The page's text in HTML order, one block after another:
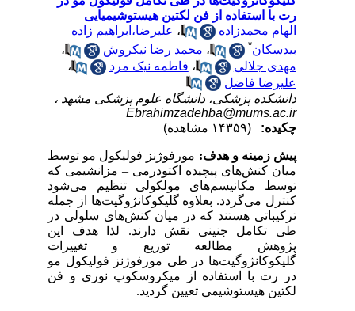
رت با استفاده از فن لکتین هیستوشیمیایی
الهام محمدزاده
،علیرضا،ابراهیم زاده
بیدسکان
،محمد رضا نیکروش
،
مهدی جلالی
،فاطمه نیک مرد
،
علیرضا فاضل
دانشکده پزشکی، دانشگاه علوم پزشکی مشهد ،
Ebrahimzadehba@mums.ac.ir
چکیده:
پیش زمینه و هدف:مورفوژنز فولیکول مو توسط
میان کنش‌های پیچیده اکتودرمی – مزانشیمی که
توسط مکانیسم‌های مولکولی تنظیم می‌شود
کنترل می‌گردد. بعلاوه گلیکوکانژوگیت‌ها از جمله
ترکیباتی هستند که در میان کنش‌های سلولی در
طی تکامل جنینی نقش دارند. لذا هدف این
پژوهش مطالعه توزیع و تغییرات
گلیکوکانژوگیت‌ها در طی مورفوژنز فولیکول مو
در رت با استفاده از میکروسکوپ نوری و فن
لکتین هیستوشیمی تعیین گردید.